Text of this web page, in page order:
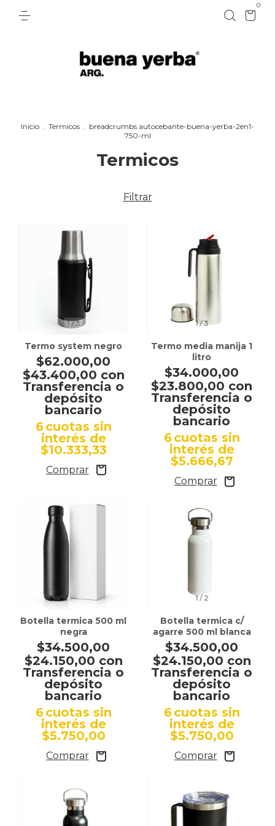
0
Inicio . Termicos . breadcrumbs.autocebante-buena-yerba-2en1-
750-ml
Termicos
Filtrar
1/3
Termo system negro
$62.000,00
$43.400,00 con
Transferencia o
depósito
bancario
6cuotas sin
interés de
$10.333,33
1/3
Termo media manija 1
litro
$34.000,00
$23.800,00 con
Transferencia o
depósito
bancario
6cuotas sin
interés de
$5.666,67
Botella termica 500 ml
negra
$34.500,00
$24.150,00 con
Transferencia o
depósito
bancario
6cuotas sin
interés de
$5.750,00
1/2
Botella termica c/
agarre 500 ml blanca
$34.500,00
$24.150,00 con
Transferencia o
depósito
bancario
6cuotas sin
interés de
$5.750,00